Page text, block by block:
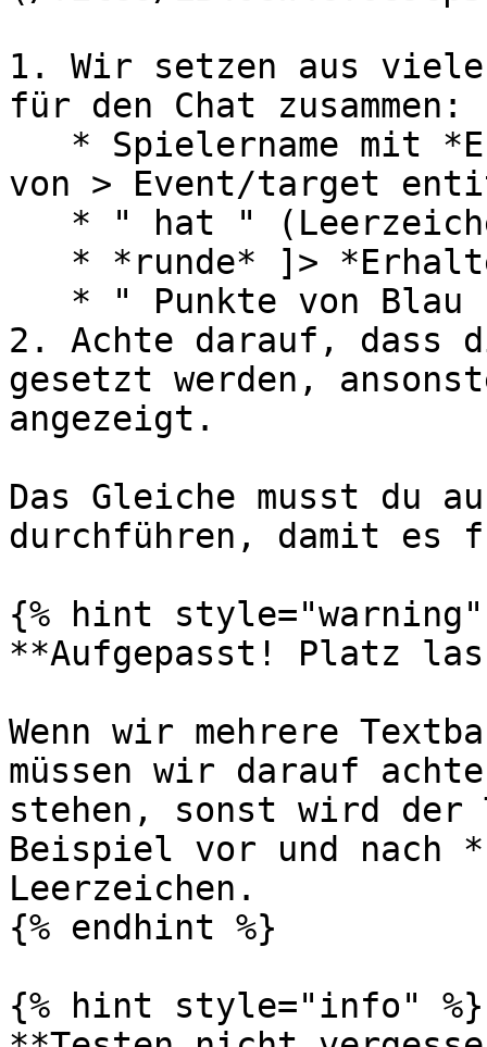
1. Wir setzen aus
für den Chat zusammen:
von > Event/target
2. Achte darauf, dass
gesetzt werden,
angezeigt.
Das Gleiche musst du
durchführen, damit es
{% hint style="warning"
**Aufgepasst! Platz
Wenn wir mehrere
müssen wir darauf
stehen, sonst wird der
Beispiel vor und
Leerzeichen.
{% endhint %}
{% hint style="info" %}